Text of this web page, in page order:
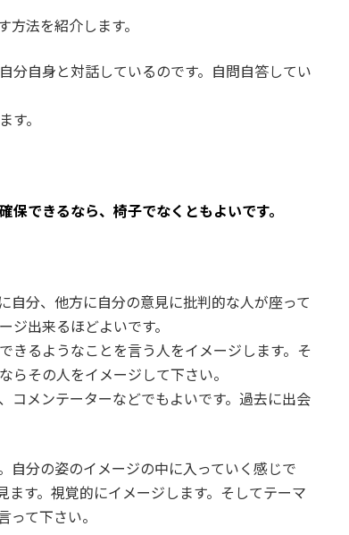
法を紹介します。
分自身と対話しているのです。自問自答してい
す。
できるなら、椅子でなくともよいです。
分、他方に自分の意見に批判的な人が座って
ジ出来るほどよいです。
きるようなことを言う人をイメージします。そ
らその人をイメージして下さい。
コメンテーターなどでもよいです。過去に出会
分の姿のイメージの中に入っていく感じで
す。視覚的にイメージします。そしてテーマ
って下さい。